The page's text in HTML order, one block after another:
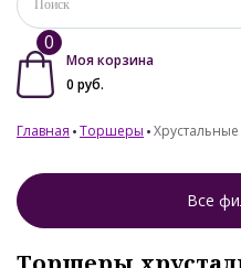
0
Моя корзина
0 руб.
Главная Торшеры Хрустальные
Все